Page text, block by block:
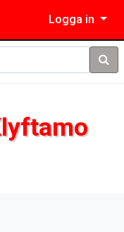
Logga in
Sök